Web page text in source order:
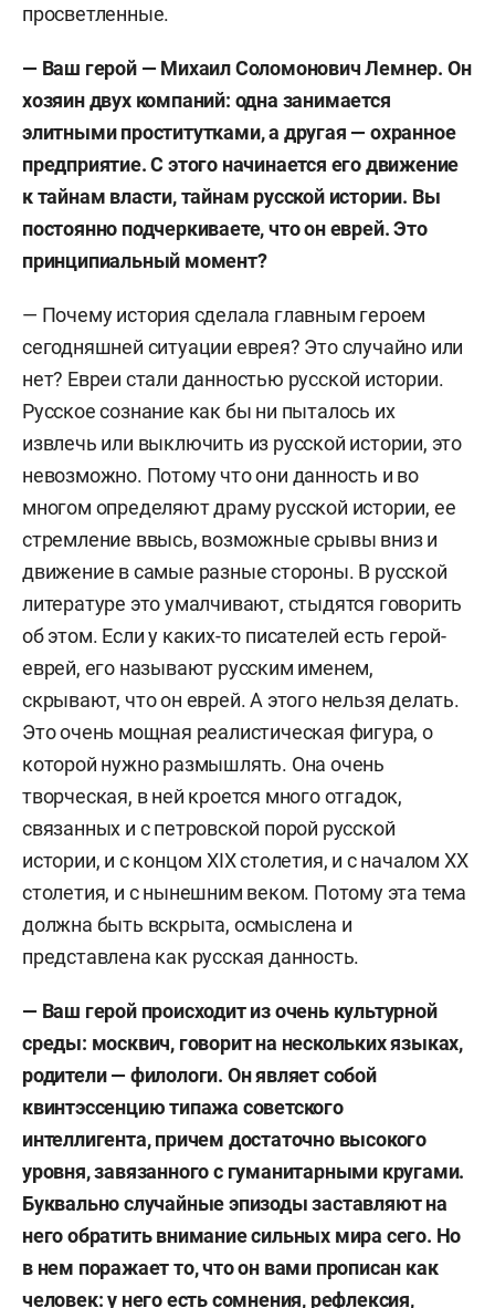
просветленные.
— Ваш герой — Михаил Соломонович Лемнер. Он
хозяин двух компаний: одна занимается
элитными проститутками, а другая — охранное
предприятие. С этого начинается его движение
к тайнам власти, тайнам русской истории. Вы
постоянно подчеркиваете, что он еврей. Это
принципиальный момент?
— Почему история сделала главным героем
сегодняшней ситуации еврея? Это случайно или
нет? Евреи стали данностью русской истории.
Русское сознание как бы ни пыталось их
извлечь или выключить из русской истории, это
невозможно. Потому что они данность и во
многом определяют драму русской истории, ее
стремление ввысь, возможные срывы вниз и
движение в самые разные стороны. В русской
литературе это умалчивают, стыдятся говорить
об этом. Если у каких-то писателей есть герой-
еврей, его называют русским именем,
скрывают, что он еврей. А этого нельзя делать.
Это очень мощная реалистическая фигура, о
которой нужно размышлять. Она очень
творческая, в ней кроется много отгадок,
связанных и с петровской порой русской
истории, и с концом XIX столетия, и с началом XX
столетия, и с нынешним веком. Потому эта тема
должна быть вскрыта, осмыслена и
представлена как русская данность.
— Ваш герой происходит из очень культурной
среды: москвич, говорит на нескольких языках,
родители — филологи. Он являет собой
квинтэссенцию типажа советского
интеллигента, причем достаточно высокого
уровня, завязанного с гуманитарными кругами.
Буквально случайные эпизоды заставляют на
него обратить внимание сильных мира сего. Но
в нем поражает то, что он вами прописан как
человек: у него есть сомнения, рефлексия,